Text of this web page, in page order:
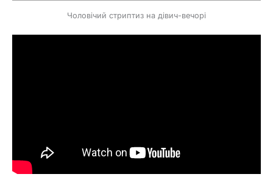
Чоловічий стриптиз на дівич-вечорі